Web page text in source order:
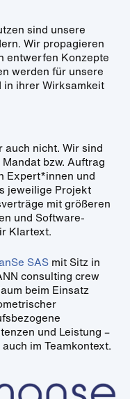
sind unsere
Wir propagieren
entwerfen Konzepte
werden für unsere
ihrer Wirksamkeit
nicht. Wir sind
bzw. Auftrag
Expert*innen und
jeweilige Projekt
mit größeren
und Software-
Klartext.
SAS mit Sitz in
consulting crew
beim Einsatz
und Leistung –
im Teamkontext.